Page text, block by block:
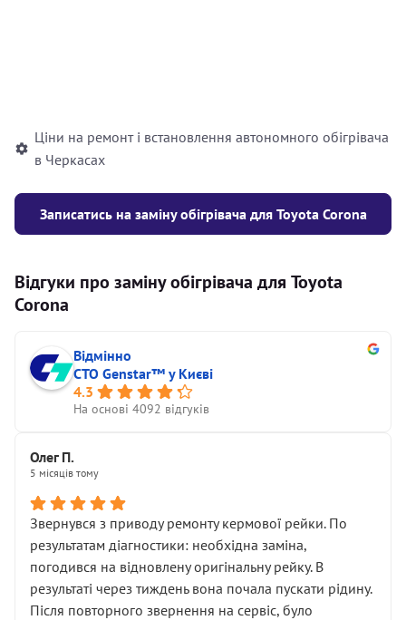
Ціни на ремонт і встановлення автономного обігрівача
в Черкасах
Записатись на заміну обігрівача для Toyota Corona
Відгуки про заміну обігрівача для Toyota
Corona
Відмінно
СТО Genstar™ у Києві
4.3
На основі 4092 відгуків
Олег П.
5 місяців тому
Звернувся з приводу ремонту кермової рейки. По
результатам діагностики: необхідна заміна,
погодився на відновлену оригінальну рейку. В
результаті через тиждень вона почала пускати рідину.
Після повторного звернення на сервіс, було